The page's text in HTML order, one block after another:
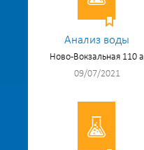
Анализ воды
Ново-Вокзальная 110 а
09/07/2021